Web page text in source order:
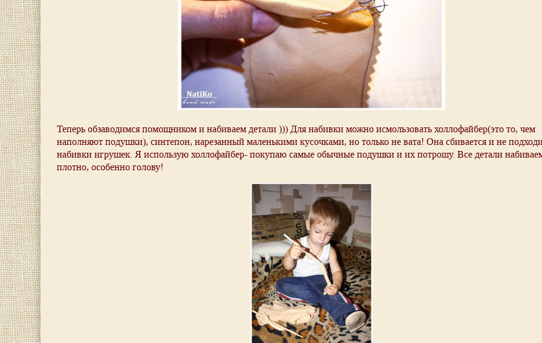
Теперь обзаводимся помощником и набиваем детали ))) Для набивки можно исмользовать холлофайбер(это то, чем
наполняют подушки), синтепон, нарезанный маленькими кусочками, но только не вата! Она сбивается и не
набивки игрушек. Я использую холлофайбер- покупаю самые обычные подушки и их потрошу. Все детали
плотно, особенно голову!